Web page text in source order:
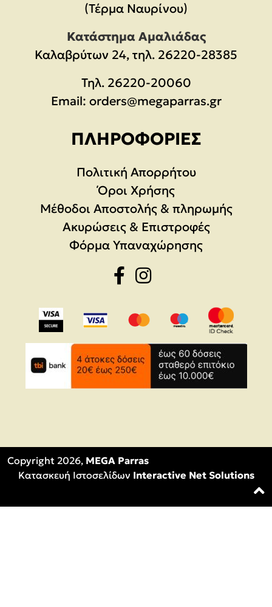
(Τέρμα Ναυρίνου)
Κατάστημα Αμαλιάδας
Καλαβρύτων 24, τηλ. 26220-28385
Τηλ. 26220-20060
Email: orders@megaparras.gr
ΠΛΗΡΟΦΟΡΊΕΣ
Πολιτική Απορρήτου
Όροι Χρήσης
Μέθοδοι Αποστολής & πληρωμής
Ακυρώσεις & Επιστροφές
Φόρμα Υπαναχώρησης
Copyright 2026, MEGA Parras
Κατασκευή Ιστοσελίδων Interactive Net Solutions